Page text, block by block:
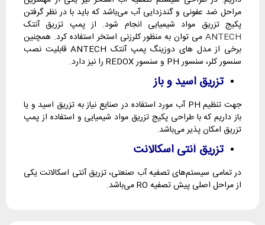
مراحل ضد عفونی و گندزدایی آب می‌باشد که باید با در نظر گرفتن
پکیج تزریق مواد شیمیایی انجام شود. از پمپ تزریق آنتک
ANTECH می توان به منظور کلرزنی استخر استفاده کرد. همچنین
برخی از مدل های دوزینگ پمپ آنتک ANTECH قابلیت نصب
سنسور کلر، سنسور PH و سنسور REDOX را نیز دارد.
تزریق اسید و باز
جهت تنظیم PH آب مورد استفاده در صنایع نیاز به تزریق اسید و یا
باز داریم که با طراحی پکیج تزریق مواد شیمیایی و استفاده از پمپ
تزریق امکان پذیر می‌باشد.
تزریق آنتی اسکالانت
در تمامی سیستم‌های تصفیه آب صنعتی، تزریق آنتی اسکالانت یکی
از مراحل اصلی پیش تصفیه RO می‌باشد.